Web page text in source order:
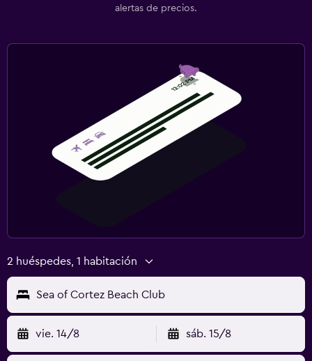
alertas de precios.
2 huéspedes, 1 habitación
Sea of Cortez Beach Club
vie. 14/8 sáb. 15/8